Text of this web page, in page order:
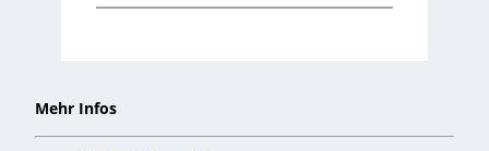
Mehr Infos